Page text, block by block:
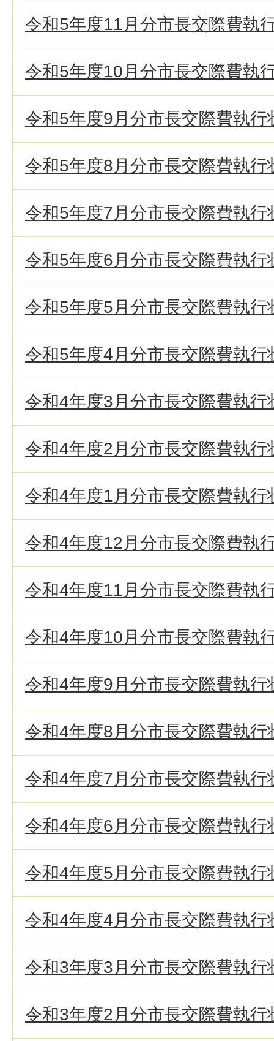
令和5年度11月分市長交際費執
令和5年度10月分市長交際費執
令和5年度9月分市長交際費執行
令和5年度8月分市長交際費執行
令和5年度7月分市長交際費執行
令和5年度6月分市長交際費執行
令和5年度5月分市長交際費執行
令和5年度4月分市長交際費執行
令和4年度3月分市長交際費執行
令和4年度2月分市長交際費執行
令和4年度1月分市長交際費執行
令和4年度12月分市長交際費執
令和4年度11月分市長交際費執
令和4年度10月分市長交際費執
令和4年度9月分市長交際費執行
令和4年度8月分市長交際費執行
令和4年度7月分市長交際費執行
令和4年度6月分市長交際費執行
令和4年度5月分市長交際費執行
令和4年度4月分市長交際費執行
令和3年度3月分市長交際費執行
令和3年度2月分市長交際費執行